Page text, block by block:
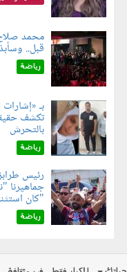
060802.jpg
محمد
قبل..
رياضة
060804.jpg
بـ
تكشف
بالتحرش
رياضة
060803.jpg
رئيس
جماهيرنا
"كان
رياضة